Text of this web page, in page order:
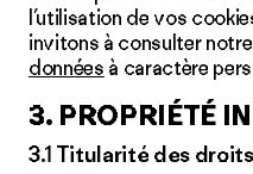
l’utilisation de vos
invitons à consulter notre
données à caractère
3. PROPRIÉTÉ
3.1 Titularité des droits